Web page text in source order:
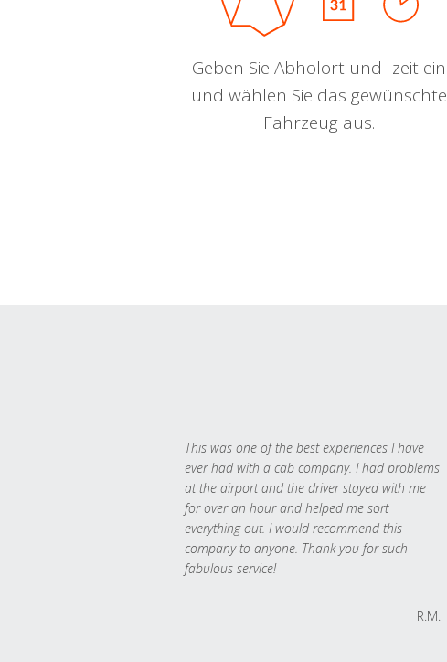
Geben Sie Abholort und -zeit ein
und wählen Sie das gewünschte
Fahrzeug aus.
This was one of the best experiences I have
ever had with a cab company. I had problems
at the airport and the driver stayed with me
for over an hour and helped me sort
everything out. I would recommend this
company to anyone. Thank you for such
fabulous service!
R.M.